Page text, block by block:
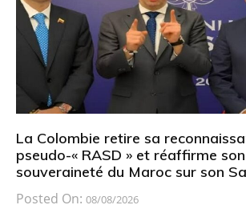
La Colombie retire sa
pseudo-« RASD » et réaffirme
souveraineté du Maroc sur son
Posted On: 08/08/2026